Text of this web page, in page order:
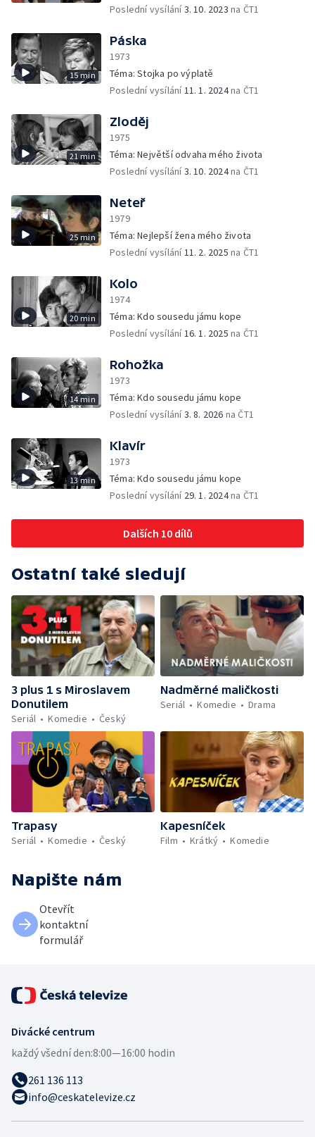
Poslední vysílání3. 10. 2023 na ČT1
15 min
Páska
1973
Téma: Stojka po výplatě
Poslední vysílání11. 1. 2024na ČT1
21 min
Zloděj
1975
Téma: Největší odvaha mého života
Poslední vysílání3. 10. 2024na ČT1
25 min
Neteř
1979
Téma: Nejlepší žena mého života
Poslední vysílání11. 2. 2025 na ČT1
20 min
Kolo
1974
Téma: Kdo sousedu jámu kope
Poslední vysílání16. 1. 2025 na ČT1
14 min
Rohožka
1973
Téma: Kdo sousedu jámu kope
Poslední vysílání3. 8. 2026 na ČT1
13 min
Klavír
1973
Téma: Kdo sousedu jámu kope
Poslední vysílání 29. 1. 2024na ČT1
Dalších 10 dílů
Ostatní také sledují
3 plus 1 s Miroslavem
Donutilem
Seriál
Komedie Český
Nadměrné maličkosti
Seriál
Komedie Drama
Trapasy
Seriál
Komedie Český
Kapesníček
Film
Krátký Komedie
Napište nám
Otevřít
kontaktní
formulář
Divácké centrum
každý všední den:8:00—16:00 hodin
261 136 113
info@ceskatelevize.cz